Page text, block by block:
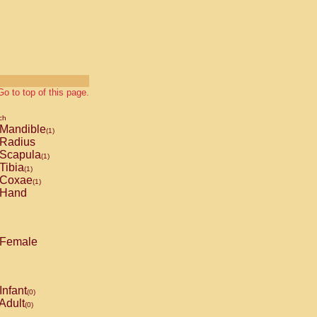
to top of this page.
Mandible(1)
Radius
Scapula(1)
Tibia(1)
Coxae(1)
Hand
Female
Infant(0)
(0)